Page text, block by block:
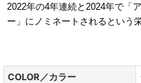
2022年の4年連続と 2024年で「
ー」にノミネートされるという
COLOR／カラー